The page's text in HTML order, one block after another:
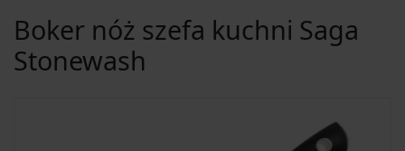
Boker nóż szefa kuchni Saga
Stonewash